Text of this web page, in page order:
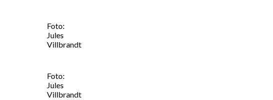
Foto:
Jules
Villbrandt
Foto:
Jules
Villbrandt